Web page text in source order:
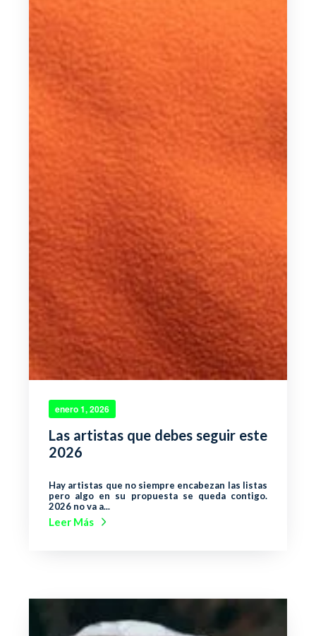
enero 1, 2026
Las artistas que debes seguir este
2026
Hay artistas que no siempre encabezan las listas
pero algo en su propuesta se queda contigo.
2026 no va a...
Leer Más